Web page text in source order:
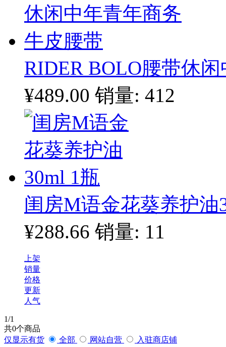
RIDER BOLO腰带休
¥489.00 销量: 412
闺房M语金花葵养护油
¥288.66 销量: 11
上架
销量
价格
更新
人气
1/1
共0个商品
仅显示有货
全部 网站自营 入驻商店铺